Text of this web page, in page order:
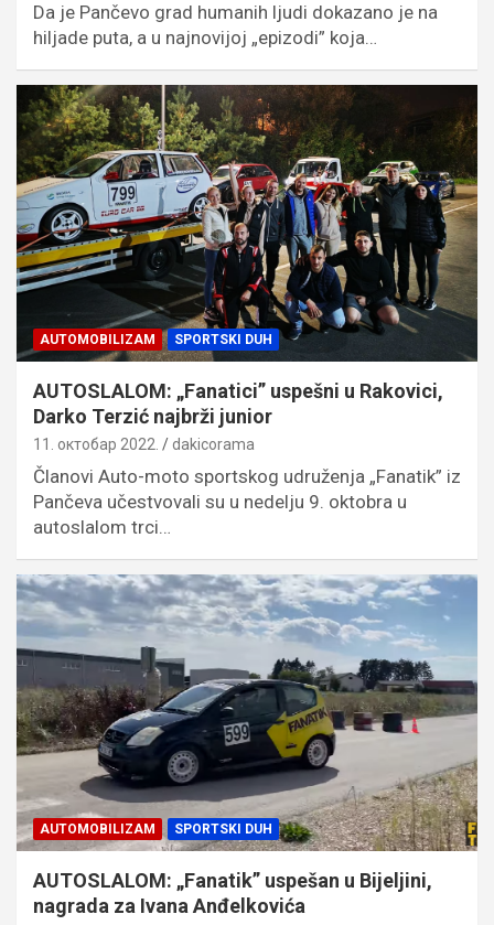
Da je Pančevo grad humanih ljudi dokazano je na
hiljade puta, a u najnovijoj „epizodi” koja…
AUTOMOBILIZAM SPORTSKI DUH
AUTOSLALOM: „Fanatici” uspešni u Rakovici,
Darko Terzić najbrži junior
11. октобар 2022. dakicorama
Članovi Auto-moto sportskog udruženja „Fanatik” iz
Pančeva učestvovali su u nedelju 9. oktobra u
autoslalom trci…
AUTOMOBILIZAM SPORTSKI DUH
AUTOSLALOM: „Fanatik” uspešan u Bijeljini,
nagrada za Ivana Anđelkovića